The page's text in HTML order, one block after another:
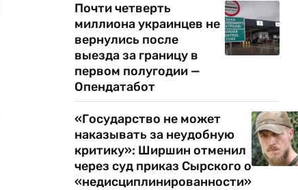
Почти четверть
миллиона украинцев не
вернулись после
выезда за границу в
первом полугодии —
Опендатабот
«Государство не может
наказывать за неудобную
критику»: Ширшин отменил
через суд приказ Сырского о
«недисциплинированности»